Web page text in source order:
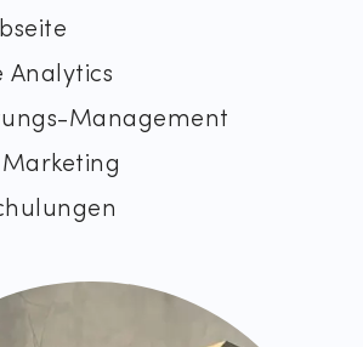
Analytics
Management